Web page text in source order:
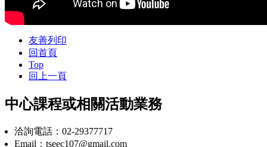
友善列印
回首頁
Top
回上一頁
中心課程或相關活動業務
洽詢電話：02-29377717
Email：tseec107@gmail.com